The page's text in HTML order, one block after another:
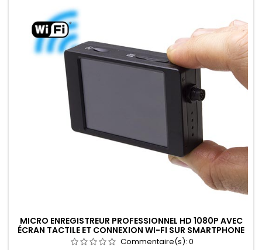
MICRO ENREGISTREUR PROFESSIONNEL HD 1080P AVEC
ÉCRAN TACTILE ET CONNEXION WI-FI SUR SMARTPHONE
IOS & ANDROID
Commentaire(s): 0